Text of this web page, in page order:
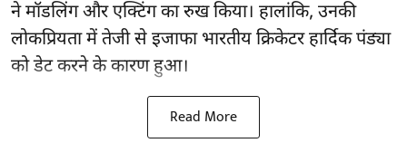
ने मॉडलिंग और एक्टिंग का रुख किया। हालांकि, उनकी
लोकप्रियता में तेजी से इजाफा भारतीय क्रिकेटर हार्दिक पंड्या
को डेट करने के कारण हुआ।
Read More